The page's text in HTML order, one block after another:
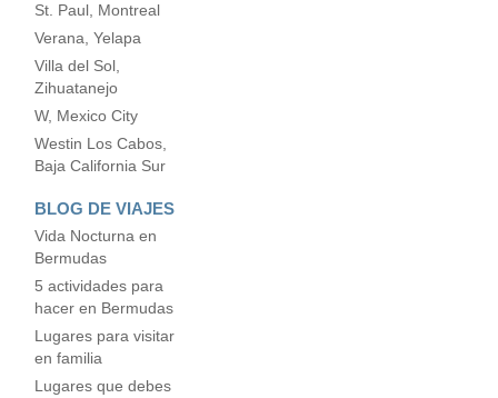
St. Paul, Montreal
Verana, Yelapa
Villa del Sol,
Zihuatanejo
W, Mexico City
Westin Los Cabos,
Baja California Sur
BLOG DE VIAJES
Vida Nocturna en
Bermudas
5 actividades para
hacer en Bermudas
Lugares para visitar
en familia
Lugares que debes